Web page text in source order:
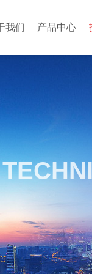
我们 产品中心